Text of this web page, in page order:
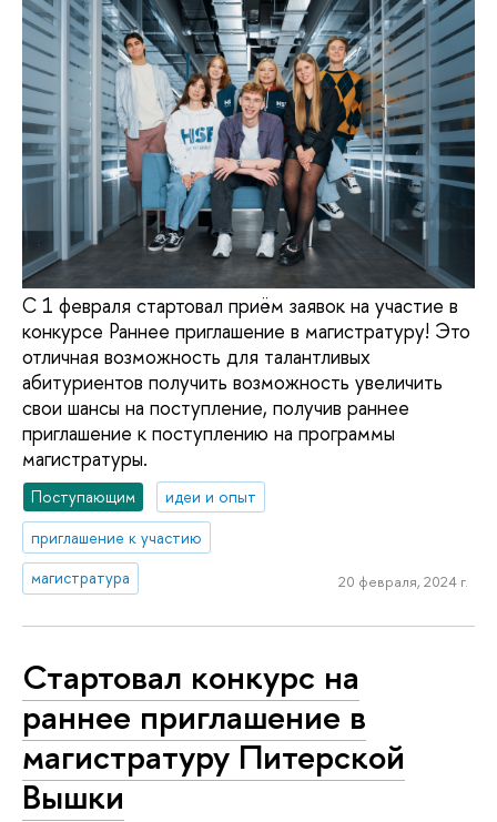
С 1 февраля стартовал приём заявок на участие в
конкурсе Раннее приглашение в магистратуру! Это
отличная возможность для талантливых
абитуриентов получить возможность увеличить
свои шансы на поступление, получив раннее
приглашение к поступлению на программы
магистратуры.
Поступающим
идеи и опыт
приглашение к участию
магистратура
20 февраля, 2024 г.
Стартовал конкурс на
раннее приглашение в
магистратуру Питерской
Вышки